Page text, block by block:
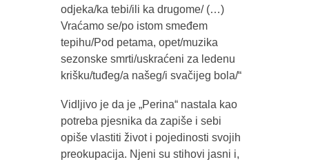
odjeka/ka tebi/ili ka drugome/ (…)
Vraćamo se/po istom smeđem
tepihu/Pod petama, opet/muzika
sezonske smrti/uskraćeni za ledenu
krišku/tuđeg/a našeg/i svačijeg bola/“
Vidljivo je da je „Perina“ nastala kao
potreba pjesnika da zapiše i sebi
opiše vlastiti život i pojedinosti svojih
preokupacija. Njeni su stihovi jasni i,